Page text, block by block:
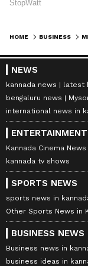
HOME BUSINESS
NEWS
kannada news latest
bengaluru news
international news in
Kannada Cinema News
kannada tv shows
SPORTS NEWS
sports news in
Other Sports News in
BUSINESS NEWS
Business news in
business ideas in